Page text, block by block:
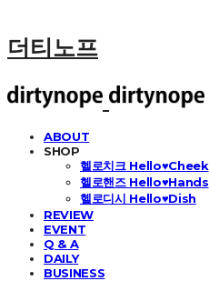
더티노프
ABOUT
SHOP
헬로치크 Hello♥Cheek
헬로핸즈 Hello♥Hands
헬로디시 Hello♥Dish
REVIEW
EVENT
Q & A
DAILY
BUSINESS